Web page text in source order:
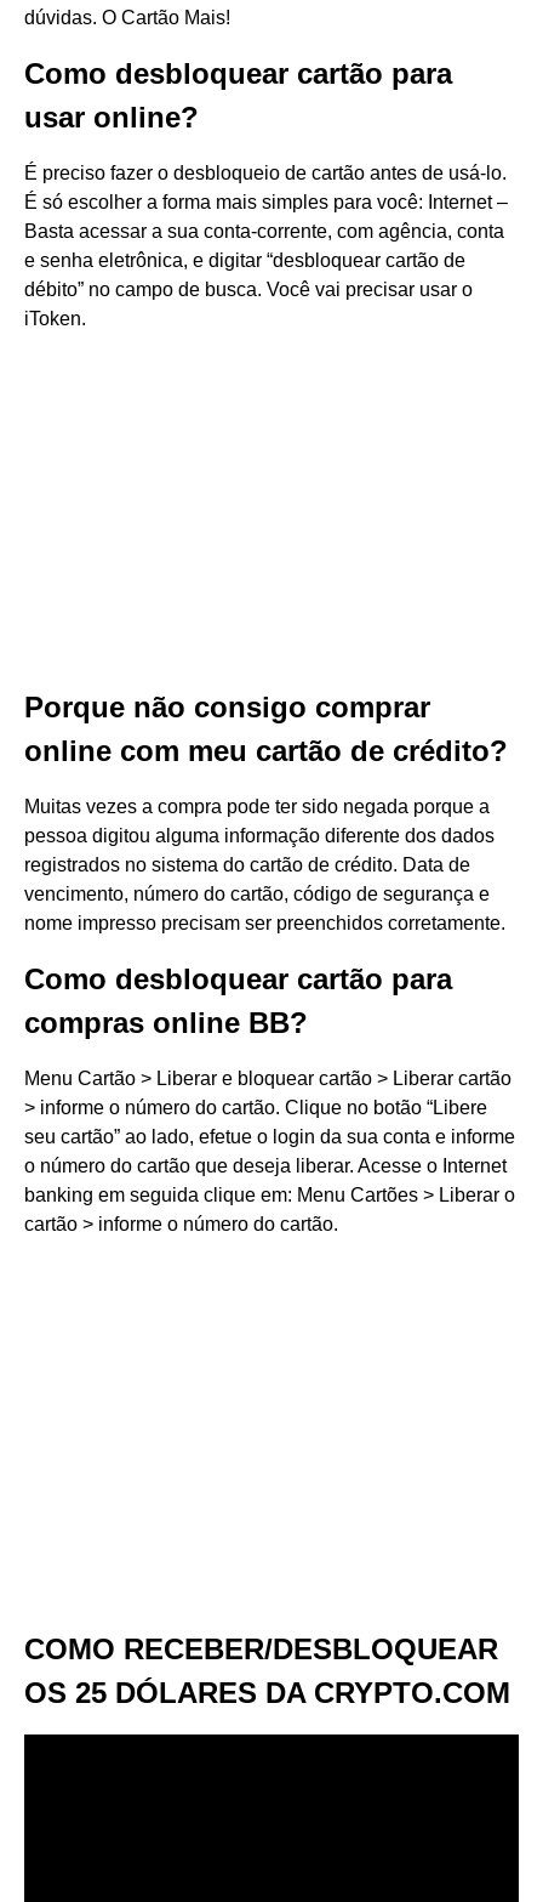
dúvidas. O Cartão Mais!
Como desbloquear cartão para
usar online?
É preciso fazer o desbloqueio de cartão antes de usá-lo.
É só escolher a forma mais simples para você: Internet –
Basta acessar a sua conta-corrente, com agência, conta
e senha eletrônica, e digitar “desbloquear cartão de
débito” no campo de busca. Você vai precisar usar o
iToken.
Porque não consigo comprar
online com meu cartão de crédito?
Muitas vezes a compra pode ter sido negada porque a
pessoa digitou alguma informação diferente dos dados
registrados no sistema do cartão de crédito. Data de
vencimento, número do cartão, código de segurança e
nome impresso precisam ser preenchidos corretamente.
Como desbloquear cartão para
compras online BB?
Menu Cartão > Liberar e bloquear cartão > Liberar cartão
> informe o número do cartão. Clique no botão “Libere
seu cartão” ao lado, efetue o login da sua conta e informe
o número do cartão que deseja liberar. Acesse o Internet
banking em seguida clique em: Menu Cartões > Liberar o
cartão > informe o número do cartão.
COMO RECEBER/DESBLOQUEAR
OS 25 DÓLARES DA CRYPTO.COM